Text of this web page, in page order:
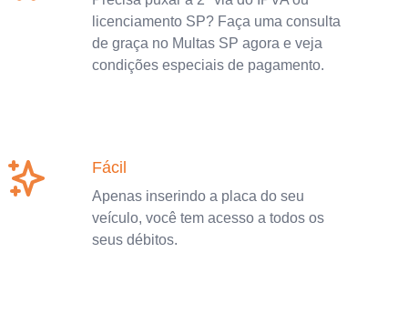
licenciamento SP? Faça uma consulta
de graça no Multas SP agora e veja
condições especiais de pagamento.
Fácil
Apenas inserindo a placa do seu
veículo, você tem acesso a todos os
seus débitos.